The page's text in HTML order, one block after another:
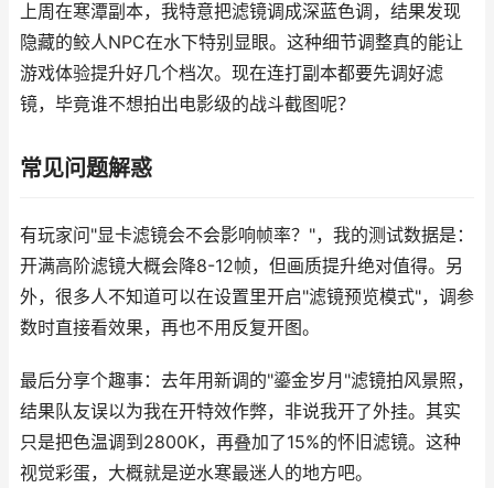
上周在寒潭副本，我特意把滤镜调成深蓝色调，结果发现
隐藏的鲛人NPC在水下特别显眼。这种细节调整真的能让
游戏体验提升好几个档次。现在连打副本都要先调好滤
镜，毕竟谁不想拍出电影级的战斗截图呢？
常见问题解惑
有玩家问"显卡滤镜会不会影响帧率？"，我的测试数据是：
开满高阶滤镜大概会降8-12帧，但画质提升绝对值得。另
外，很多人不知道可以在设置里开启"滤镜预览模式"，调参
数时直接看效果，再也不用反复开图。
最后分享个趣事：去年用新调的"鎏金岁月"滤镜拍风景照，
结果队友误以为我在开特效作弊，非说我开了外挂。其实
只是把色温调到2800K，再叠加了15%的怀旧滤镜。这种
视觉彩蛋，大概就是逆水寒最迷人的地方吧。